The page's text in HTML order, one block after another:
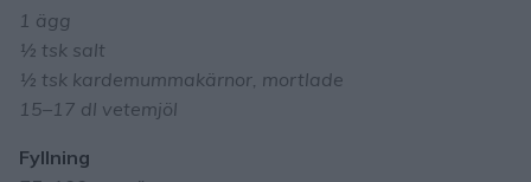
1 ägg
½ tsk salt
½ tsk kardemummakärnor, mortlade
15–17 dl vetemjöl
Fyllning